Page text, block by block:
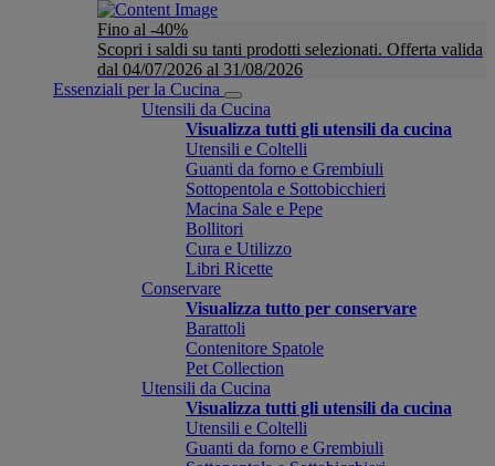
Fino al -40%
Scopri i saldi su tanti prodotti selezionati. Offerta valida
dal 04/07/2026 al 31/08/2026
Essenziali per la Cucina
Utensili da Cucina
Visualizza tutti gli utensili da cucina
Utensili e Coltelli
Guanti da forno e Grembiuli
Sottopentola e Sottobicchieri
Macina Sale e Pepe
Bollitori
Cura e Utilizzo
Libri Ricette
Conservare
Visualizza tutto per conservare
Barattoli
Contenitore Spatole
Pet Collection
Utensili da Cucina
Visualizza tutti gli utensili da cucina
Utensili e Coltelli
Guanti da forno e Grembiuli